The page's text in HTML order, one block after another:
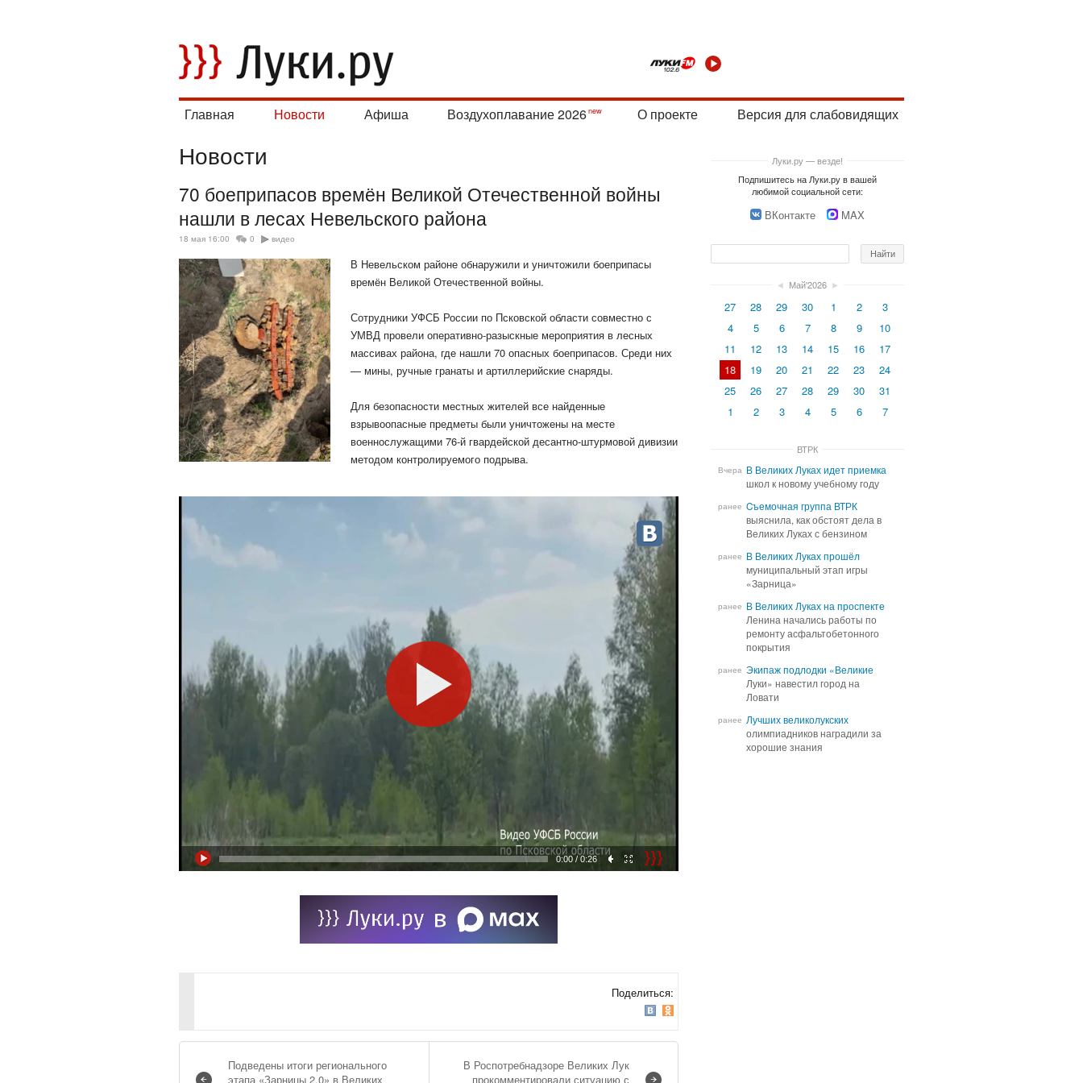
Главная Новости Афиша Воздухоплавание 2026 О проекте Версия для слабовидящих
Новости
70 боеприпасов времён Великой Отечественной войны
нашли в лесах Невельского района
18 мая 16:00 0 видео
В Невельском районе обнаружили и уничтожили боеприпасы
времён Великой Отечественной войны.
Сотрудники УФСБ России по Псковской области совместно с
УМВД провели оперативно-разыскные мероприятия в лесных
массивах района, где нашли 70 опасных боеприпасов. Среди них
— мины, ручные гранаты и артиллерийские снаряды.
Для безопасности местных жителей все найденные
взрывоопасные предметы были уничтожены на месте
военнослужащими 76-й гвардейской десантно-штурмовой дивизии
методом контролируемого подрыва.
0:00 / 0:26
Поделиться:
Подведены итоги регионального
этапа «Зарницы 2.0» в Великих
В Роспотребнадзоре Великих Лук
прокомментировали ситуацию с
Луки.ру — везде!
Подпишитесь на Луки.ру в вашей
любимой социальной сети:
ВКонтакте MAX
◄ Май'2026 ►
27 28 29 30 1 2
3
4
5 6 7 8 9
10
11
12 13 14 15 16
17
18
19 20 21 22 23
24
25
26 27 28 29 30
31
1
2 3 4 5 6 7
ВТРК
Вчера В Великих Луках идет приемка
школ к новому учебному году
В Великих Луках идет приемка
школ к новому учебному году
ранее Cъемочная группа ВТРК
выяснила, как обстоят дела в
Великих Луках с бензином
Cъемочная группа ВТРК
выяснила, как обстоят дела в
Великих Луках с бензином
ранее В Великих Луках прошёл
муниципальный этап игры
«Зарница»
В Великих Луках прошёл
муниципальный этап игры
«Зарница»
ранее В Великих Луках на проспекте
Ленина начались работы по
ремонту асфальтобетонного
покрытия
В Великих Луках на проспекте
Ленина начались работы по
ремонту асфальтобетонного
покрытия
ранее Экипаж подлодки «Великие
Луки» навестил город на
Ловати
Экипаж подлодки «Великие
Луки» навестил город на
Ловати
ранее Лучших великолукских
олимпиадников наградили за
хорошие знания
Лучших великолукских
олимпиадников наградили за
хорошие знания